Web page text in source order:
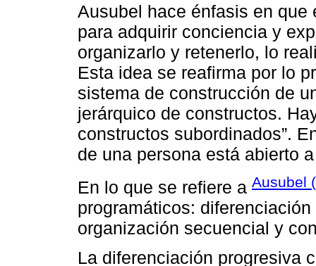
Ausubel hace énfasis en
para adquirir conciencia y
organizarlo y retenerlo, lo
Esta idea se reafirma por lo
sistema de construcción de
jerárquico de constructos.
constructos subordinados”.
de una persona está abierto
En lo que se refiere a Ausubel
programáticos:
organización secuencial y
La diferenciación progresiva